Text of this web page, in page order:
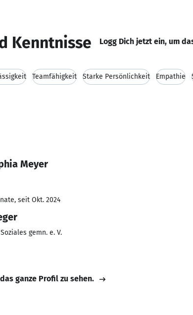
Kenntnisse Logg Dich jetzt ein, um
Teamfähigkeit Starke Persönlichkeit Empathie
Meyer
seit Okt. 2024
gemn. e. V.
ganze Profil zu sehen.